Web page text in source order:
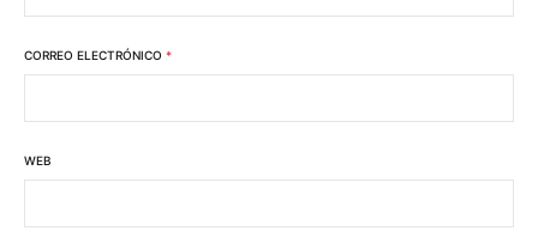
CORREO ELECTRÓNICO *
WEB